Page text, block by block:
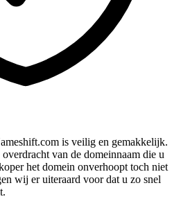
is veilig en gemakkelijk.
van de domeinnaam die u
het domein onverhoopt toch niet
wij er uiteraard voor dat u zo snel